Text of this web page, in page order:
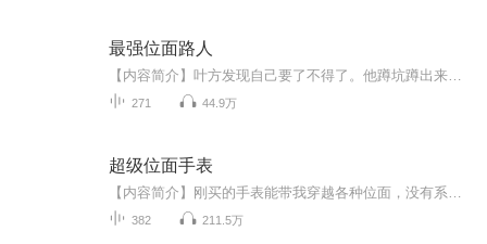
最强位面路人
271 44.9万
超级位面手表
382 211.5万